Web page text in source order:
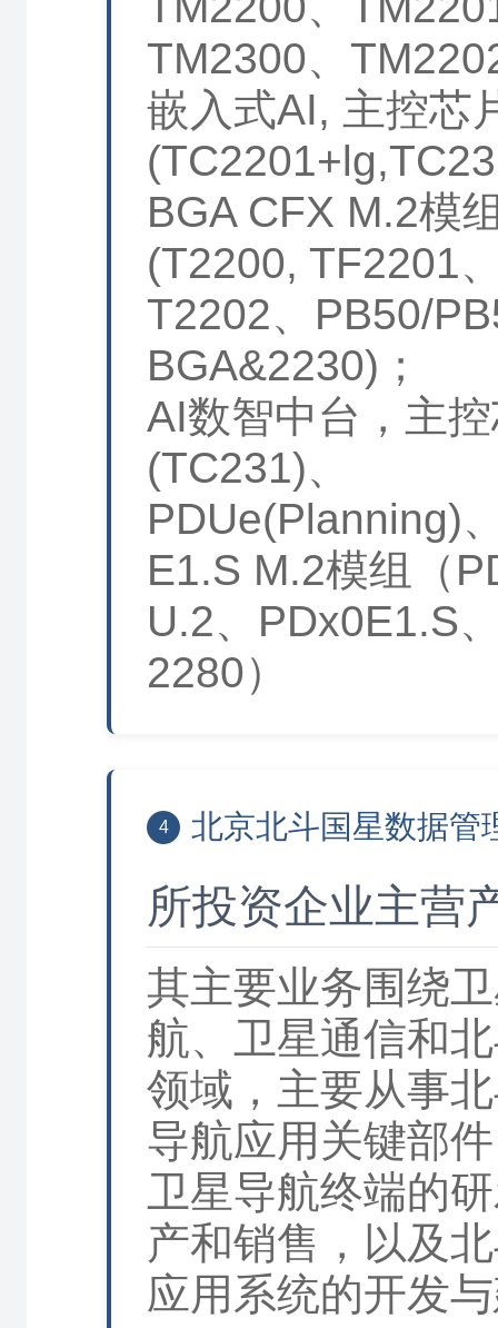
TM2300、
嵌入式AI, 主控芯
BGA CFX M.2模
(T2200, TF2201
T2202、PB50/
BGA&2230)；
AI数智中台，主
(TC231)、
PDUe(Planning)
E1.S M.2模组（
U.2、PDx0E1.S
2280）
4 北京北斗国星数据管
所投资企业主营
其主要业务围绕
航、卫星通信和
领域，主要从事
导航应用关键部
卫星导航终端的
产和销售，以及
应用系统的开发